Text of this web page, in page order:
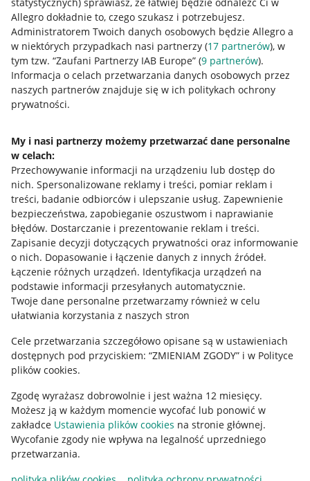
Allegro dokładnie to, czego szukasz i potrzebujesz.
Administratorem Twoich danych osobowych będzie Allegro a
w niektórych przypadkach nasi partnerzy (17 partnerów), w
tym tzw. “Zaufani Partnerzy IAB Europe” (9 partnerów).
Informacja o celach przetwarzania danych osobowych przez
naszych partnerów znajduje się w ich politykach ochrony
prywatności.
My i nasi partnerzy możemy przetwarzać dane personalne
w celach:
Przechowywanie informacji na urządzeniu lub dostęp do
nich. Spersonalizowane reklamy i treści, pomiar reklam i
treści, badanie odbiorców i ulepszanie usług. Zapewnienie
bezpieczeństwa, zapobieganie oszustwom i naprawianie
błędów. Dostarczanie i prezentowanie reklam i treści.
Zapisanie decyzji dotyczących prywatności oraz informowanie
o nich. Dopasowanie i łączenie danych z innych źródeł.
Łączenie różnych urządzeń. Identyfikacja urządzeń na
podstawie informacji przesyłanych automatycznie.
Twoje dane personalne przetwarzamy również w celu
ułatwiania korzystania z naszych stron
Cele przetwarzania szczegółowo opisane są w ustawieniach
dostępnych pod przyciskiem: “ZMIENIAM ZGODY” i w Polityce
plików cookies.
Zgodę wyrażasz dobrowolnie i jest ważna 12 miesięcy.
Możesz ją w każdym momencie wycofać lub ponowić w
zakładce Ustawienia plików cookies na stronie głównej.
Wycofanie zgody nie wpływa na legalność uprzedniego
przetwarzania.
Przydatne informacje
Jak to działa
Allegro Gadane dla sprzedających
Allegro Gadane dla kupujących
Mapa miejscowości
Informacje prawne
Regulamin
Polityka plików "cookies"
Ustawienia plików "cookies"
Udostępnianie lokalizacji
Informacje dla Aktu o Usługach Cyfrowych
Pobierz aplikację